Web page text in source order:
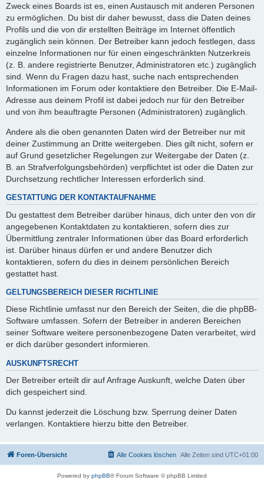
Zweck eines Boards ist es, einen Austausch mit anderen Personen
zu ermöglichen. Du bist dir daher bewusst, dass die Daten deines
Profils und die von dir erstellten Beiträge im Internet öffentlich
zugänglich sein können. Der Betreiber kann jedoch festlegen, dass
einzelne Informationen nur für einen eingeschränkten Nutzerkreis
(z. B. andere registrierte Benutzer, Administratoren etc.) zugänglich
sind. Wenn du Fragen dazu hast, suche nach entsprechenden
Informationen im Forum oder kontaktiere den Betreiber. Die E-Mail-
Adresse aus deinem Profil ist dabei jedoch nur für den Betreiber
und von ihm beauftragte Personen (Administratoren) zugänglich.
Andere als die oben genannten Daten wird der Betreiber nur mit
deiner Zustimmung an Dritte weitergeben. Dies gilt nicht, sofern er
auf Grund gesetzlicher Regelungen zur Weitergabe der Daten (z.
B. an Strafverfolgungsbehörden) verpflichtet ist oder die Daten zur
Durchsetzung rechtlicher Interessen erforderlich sind.
GESTATTUNG DER KONTAKTAUFNAHME
Du gestattest dem Betreiber darüber hinaus, dich unter den von dir
angegebenen Kontaktdaten zu kontaktieren, sofern dies zur
Übermittlung zentraler Informationen über das Board erforderlich
ist. Darüber hinaus dürfen er und andere Benutzer dich
kontaktieren, sofern du dies in deinem persönlichen Bereich
gestattet hast.
GELTUNGSBEREICH DIESER RICHTLINIE
Diese Richtlinie umfasst nur den Bereich der Seiten, die die phpBB-
Software umfassen. Sofern der Betreiber in anderen Bereichen
seiner Software weitere personenbezogene Daten verarbeitet, wird
er dich darüber gesondert informieren.
AUSKUNFTSRECHT
Der Betreiber erteilt dir auf Anfrage Auskunft, welche Daten über
dich gespeichert sind.
Du kannst jederzeit die Löschung bzw. Sperrung deiner Daten
verlangen. Kontaktiere hierzu bitte den Betreiber.
Foren-Übersicht Alle Zeiten sind UTC+01:00
Alle Cookies löschen
Powered by phpBB® Forum Software © phpBB Limited